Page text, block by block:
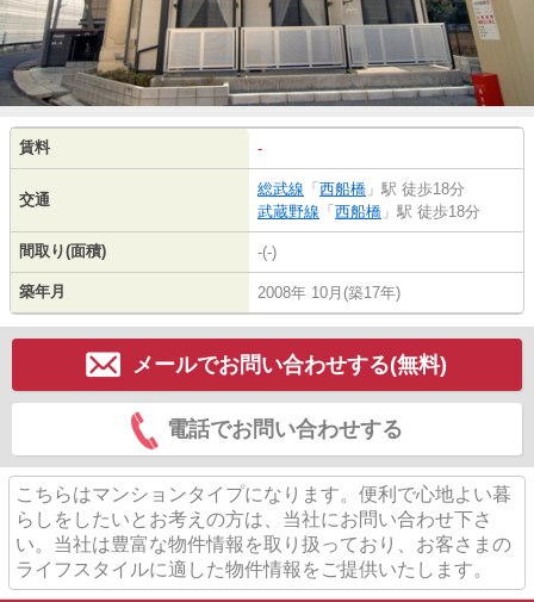
賃料 -
交通
総武線 「 西船橋 」駅 徒歩18分
武蔵野線 「 西船橋 」駅 徒歩18分
間取り(面積) -(-)
築年月 2008年 10月(築17年)
メールでお問い合わせする(無料)
電話でお問い合わせする
こちらはマンションタイプになります。便利で心地よい暮
らしをしたいとお考えの方は、当社にお問い合わせ下さ
い。当社は豊富な物件情報を取り扱っており、お客さまの
ライフスタイルに適した物件情報をご提供いたします。